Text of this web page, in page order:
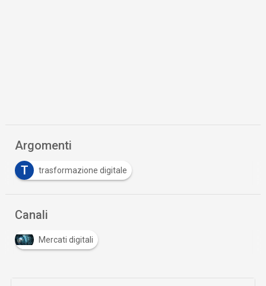
Argomenti
T
trasformazione digitale
Canali
Mercati digitali